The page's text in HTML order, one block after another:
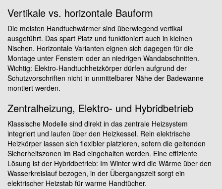
Vertikale vs. horizontale Bauform
Die meisten Handtuchwärmer sind überwiegend vertikal
ausgeführt. Das spart Platz und funktioniert auch in kleinen
Nischen. Horizontale Varianten eignen sich dagegen für die
Montage unter Fenstern oder an niedrigen Wandabschnitten.
Wichtig: Elektro-Handtuchheizkörper dürfen aufgrund der
Schutzvorschriften nicht in unmittelbarer Nähe der Badewanne
montiert werden.
Zentralheizung, Elektro- und Hybridbetrieb
Klassische Modelle sind direkt in das zentrale Heizsystem
integriert und laufen über den Heizkessel. Rein elektrische
Heizkörper lassen sich flexibler platzieren, sofern die geltenden
Sicherheitszonen im Bad eingehalten werden. Eine effiziente
Lösung ist der Hybridbetrieb: Im Winter wird die Wärme über den
Wasserkreislauf bezogen, in der Übergangszeit sorgt ein
elektrischer Heizstab für warme Handtücher.